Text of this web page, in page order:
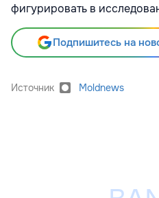
фигурировать в
Подпишитесь на
Источник Moldnews